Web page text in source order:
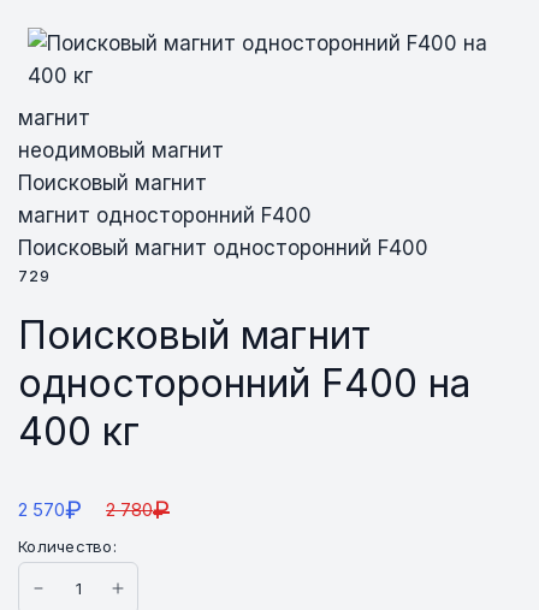
магнит
неодимовый магнит
Поисковый магнит
магнит односторонний F400
Поисковый магнит односторонний F400
729
Поисковый магнит
односторонний F400 на
400 кг
2 570₽ 2 780₽
Количество: